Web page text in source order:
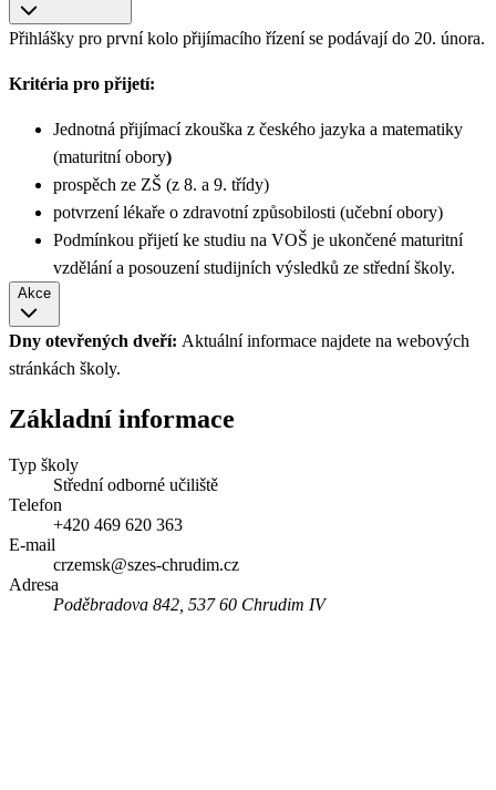
Přihlášky pro první kolo přijímacího řízení se podávají do 20. února.
Kritéria pro přijetí:
Jednotná přijímací zkouška z českého jazyka a matematiky
(maturitní obory)
prospěch ze ZŠ (z 8. a 9. třídy)
potvrzení lékaře o zdravotní způsobilosti (učební obory)
Podmínkou přijetí ke studiu na VOŠ je ukončené maturitní
vzdělání a posouzení studijních výsledků ze střední školy.
Akce
Dny otevřených dveří: Aktuální informace najdete na webových
stránkách školy.
Základní informace
Typ školy
Střední odborné učiliště
Telefon
+420 469 620 363
E-mail
crzemsk@szes-chrudim.cz
Adresa
Poděbradova 842, 537 60 Chrudim IV